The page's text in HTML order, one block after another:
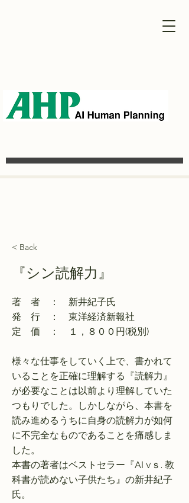
< Back
『シン読解力』
著 者 ： 新井紀子氏
発 行 ： 東洋経済新報社
定 価 ： １，８００円(税別)
様々な仕事をしていく上で、書かれて
いることを正確に理解する『読解力』
が必要なことは以前より理解していた
つもりでした。しかしながら、本書を
読み進めるうちに自身の読解力が如何
に不完全なものであることを痛感しま
した。
本書の著者はベストセラー『AI vｓ. 教
科書が読めない子供たち』の新井紀子
氏。